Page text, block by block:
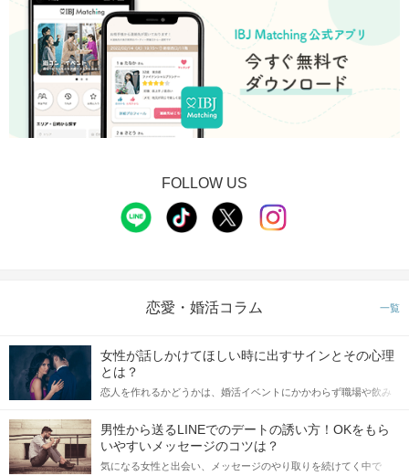
FOLLOW US
恋愛・婚活コラム 一覧
女性が話しかけてほしい時に出すサインとその心理
とは？
恋人を作れるかどうかは、婚活イベントにかかわらず職場や飲み
てアプローチできるかにも左右されます。 これから恋人作りを本
格的に始めようとしている方は、女性が異性を求めて出すサイン
をしっかりと理解し、正しい行動に移せるかどうかが重要。 この
記事では、女性が話しかけて欲しい時に出すサインとその心理を
男性から送るLINEでのデートの誘い方！OKをもら
いやすいメッセージのコツは？
気になる女性と出会い、メッセージのやり取りを続けてく中で